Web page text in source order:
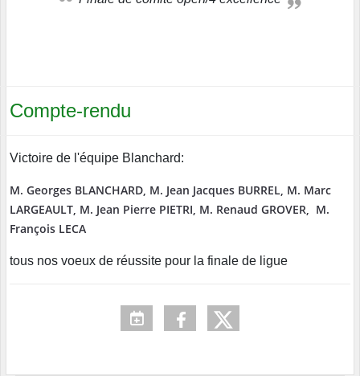
Compte-rendu
Victoire de l'équipe Blanchard:
M. Georges BLANCHARD, M. Jean Jacques BURREL, M. Marc
LARGEAULT, M. Jean Pierre PIETRI, M. Renaud GROVER, M.
François LECA
tous nos voeux de réussite pour la finale de ligue